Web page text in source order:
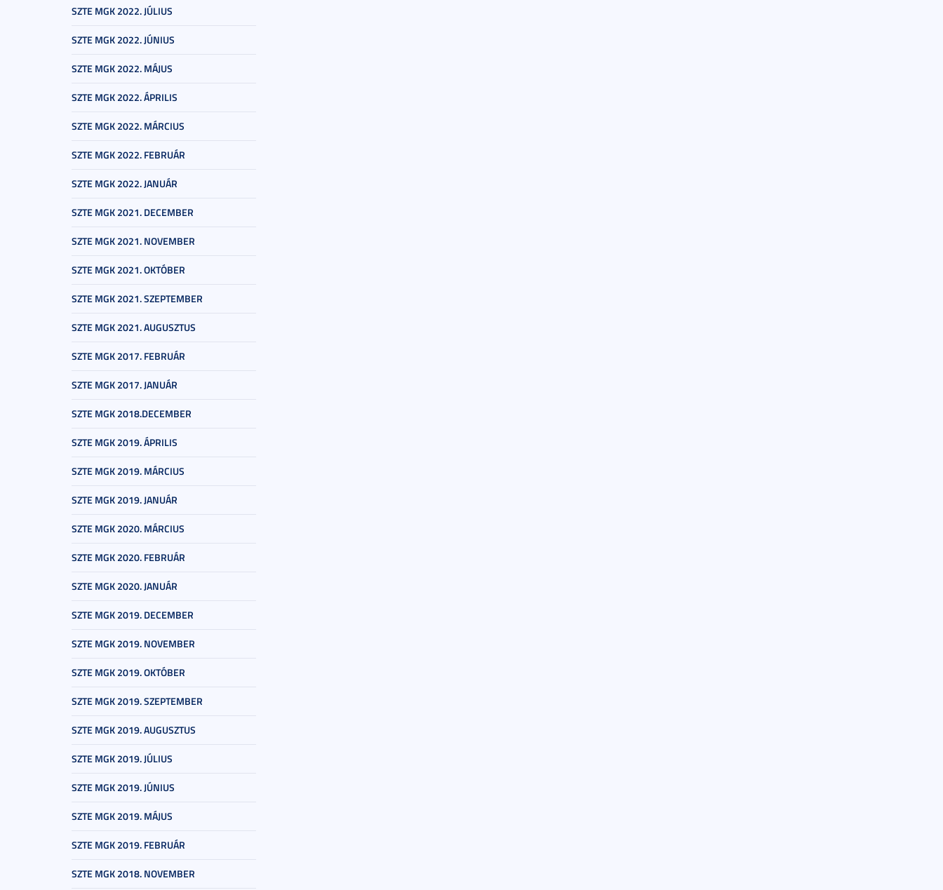
SZTE MGK 2022. JÚLIUS
SZTE MGK 2022. JÚNIUS
SZTE MGK 2022. MÁJUS
SZTE MGK 2022. ÁPRILIS
SZTE MGK 2022. MÁRCIUS
SZTE MGK 2022. FEBRUÁR
SZTE MGK 2022. JANUÁR
SZTE MGK 2021. DECEMBER
SZTE MGK 2021. NOVEMBER
SZTE MGK 2021. OKTÓBER
SZTE MGK 2021. SZEPTEMBER
SZTE MGK 2021. AUGUSZTUS
SZTE MGK 2017. FEBRUÁR
SZTE MGK 2017. JANUÁR
SZTE MGK 2018.DECEMBER
SZTE MGK 2019. ÁPRILIS
SZTE MGK 2019. MÁRCIUS
SZTE MGK 2019. JANUÁR
SZTE MGK 2020. MÁRCIUS
SZTE MGK 2020. FEBRUÁR
SZTE MGK 2020. JANUÁR
SZTE MGK 2019. DECEMBER
SZTE MGK 2019. NOVEMBER
SZTE MGK 2019. OKTÓBER
SZTE MGK 2019. SZEPTEMBER
SZTE MGK 2019. AUGUSZTUS
SZTE MGK 2019. JÚLIUS
SZTE MGK 2019. JÚNIUS
SZTE MGK 2019. MÁJUS
SZTE MGK 2019. FEBRUÁR
SZTE MGK 2018. NOVEMBER